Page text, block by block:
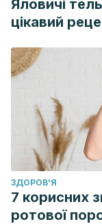
Яловичі
цікавий
ЗДОРОВ'Я
7 корисних
ротової